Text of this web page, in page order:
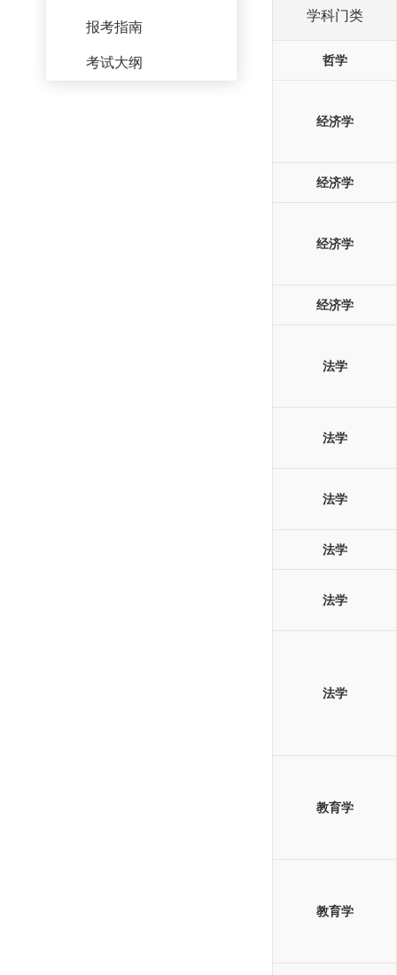
报考指南
考试大纲
学科门类
哲学
经济学
经济学
经济学
经济学
法学
法学
法学
法学
法学
法学
教育学
教育学